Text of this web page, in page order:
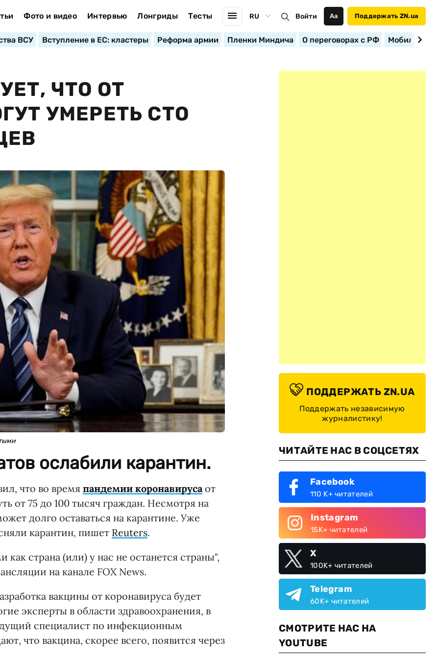
Фото и видео Интервью Лонгриды Тесты RU Войти Аа Поддержать ZN.ua
ВСУ Вступление в ЕС: кластеры Реформа армии Пленки Миндича О переговорах с РФ
ЧТО ОТ
УМЕРЕТЬ СТО
ослабили карантин.
что во время пандемии коронавируса от
от 75 до 100 тысяч граждан. Несмотря на
долго оставаться на карантине. Уже
карантин, пишет Reuters.
страна (или) у нас не останется страны",
на канале FOX News.
вакцины от коронавируса будет
эксперты в области здравоохранения, в
специалист по инфекционным
что вакцина, скорее всего, появится через
ПОДДЕРЖАТЬ ZN.UA
Поддержать независимую
журналистику!
ЧИТАЙТЕ НАС В СОЦСЕТЯХ
Facebook
110 K+ читателей
Instagram
15K+ читателей
X
100K+ читателей
Telegram
60K+ читателей
СМОТРИТЕ НАС НА
YOUTUBE